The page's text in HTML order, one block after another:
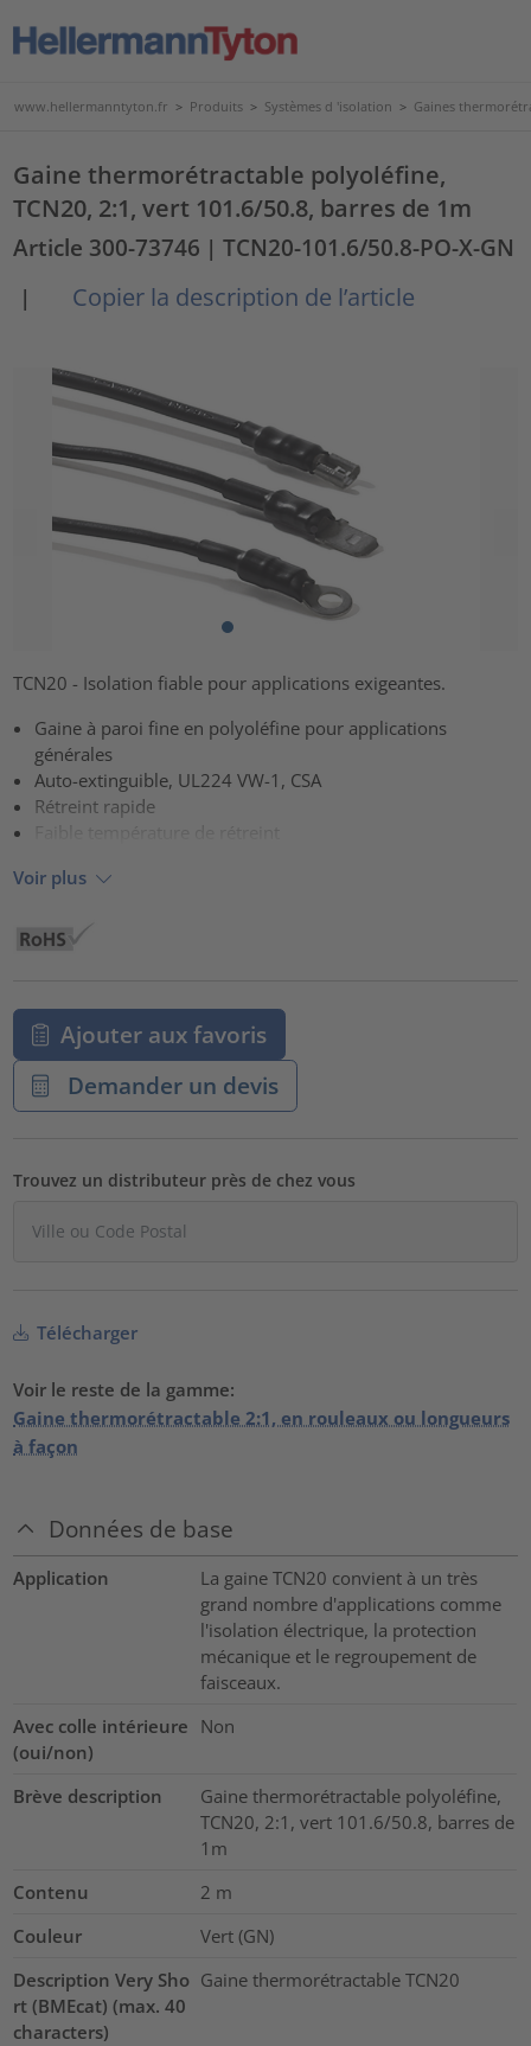
www.hellermanntyton.fr > Produits > Systèmes d 'isolation > Gaines
Gaine thermorétractable polyoléfine,
TCN20, 2:1, vert 101.6/50.8, barres de 1m
Article 300-73746 | TCN20-101.6/50.8-PO-X-GN
|
Copier la description de l’article
TCN20 - Isolation fiable pour applications exigeantes.
Gaine à paroi fine en polyoléfine pour applications
générales
Auto-extinguible, UL224 VW-1, CSA
Rétreint rapide
Voir plus
Ajouter aux favoris
Demander un devis
Trouvez un distributeur près de chez vous
Télécharger
Voir le reste de la gamme:
Gaine thermorétractable 2:1, en rouleaux ou longueurs
à façon
Données de base
Application
La gaine TCN20 convient à un très
grand nombre d'applications comme
l'isolation électrique, la protection
mécanique et le regroupement de
faisceaux.
Avec colle intérieure
(oui/non)
Non
Brève description
Gaine thermorétractable polyoléfine,
TCN20, 2:1, vert 101.6/50.8, barres de
1m
Contenu
2 m
Couleur
Vert (GN)
Description Very Sho
rt (BMEcat) (max. 40
characters)
Gaine thermorétractable TCN20